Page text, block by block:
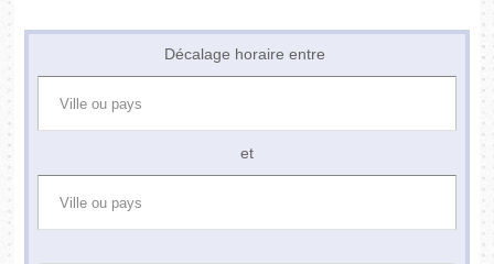
Décalage horaire entre
et